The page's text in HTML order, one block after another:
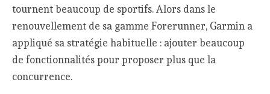
tournent beaucoup de sportifs. Alors dans le
renouvellement de sa gamme Forerunner, Garmin a
appliqué sa stratégie habituelle : ajouter beaucoup
de fonctionnalités pour proposer plus que la
concurrence.